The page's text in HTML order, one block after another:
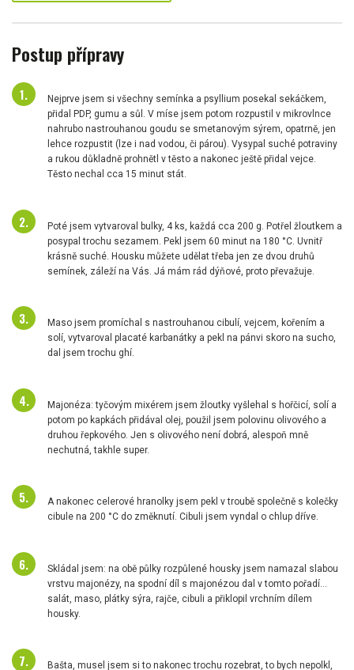
Postup přípravy
Nejprve jsem si všechny semínka a psyllium posekal sekáčkem,
přidal PDP, gumu a sůl. V míse jsem potom rozpustil v mikrovlnce
nahrubo nastrouhanou goudu se smetanovým sýrem, opatrně, jen
lehce rozpustit (lze i nad vodou, či párou). Vysypal suché potraviny
a rukou důkladně prohnětl v těsto a nakonec ještě přidal vejce.
Těsto nechal cca 15 minut stát.
Poté jsem vytvaroval bulky, 4 ks, každá cca 200 g. Potřel žloutkem a
posypal trochu sezamem. Pekl jsem 60 minut na 180 °C. Uvnitř
krásně suché. Housku můžete udělat třeba jen ze dvou druhů
semínek, záleží na Vás. Já mám rád dýňové, proto převažuje.
Maso jsem promíchal s nastrouhanou cibulí, vejcem, kořením a
solí, vytvaroval placaté karbanátky a pekl na pánvi skoro na sucho,
dal jsem trochu ghí.
Majonéza: tyčovým mixérem jsem žloutky vyšlehal s hořčicí, solí a
potom po kapkách přidával olej, použil jsem polovinu olivového a
druhou řepkového. Jen s olivového není dobrá, alespoň mně
nechutná, takhle super.
A nakonec celerové hranolky jsem pekl v troubě společně s kolečky
cibule na 200 °C do změknutí. Cibuli jsem vyndal o chlup dříve.
Skládal jsem: na obě půlky rozpůlené housky jsem namazal slabou
vrstvu majonézy, na spodní díl s majonézou dal v tomto pořadí...
salát, maso, plátky sýra, rajče, cibuli a přiklopil vrchním dílem
housky.
Bašta, musel jsem si to nakonec trochu rozebrat, to bych nepolkl,